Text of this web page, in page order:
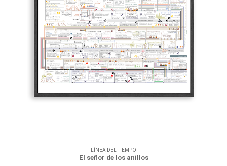
LÍNEA DEL TIEMPO
El señor de los anillos